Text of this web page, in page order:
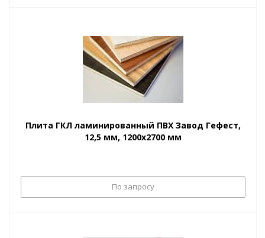
Плита ГКЛ ламинированный ПВХ Завод Гефест,
12,5 мм, 1200х2700 мм
По запросу